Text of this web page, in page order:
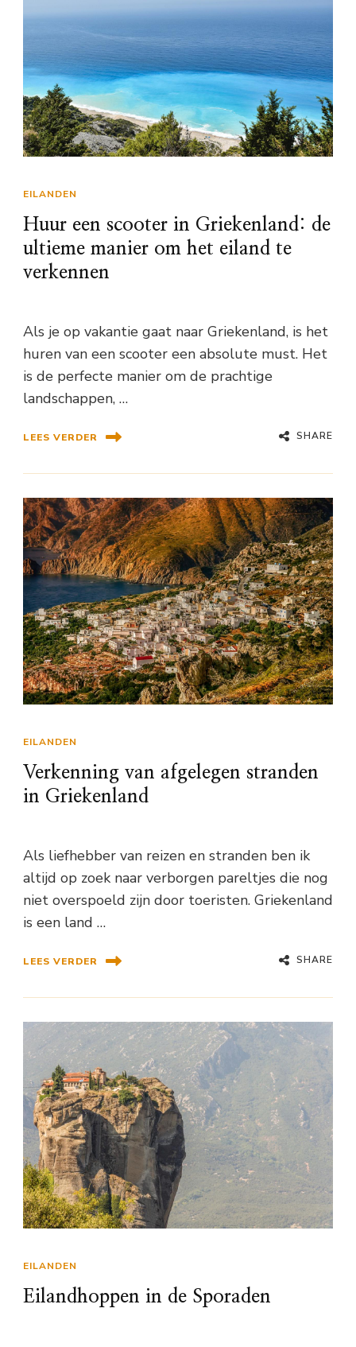
EILANDEN
Huur een scooter in Griekenland: de
ultieme manier om het eiland te
verkennen
Als je op vakantie gaat naar Griekenland, is het
huren van een scooter een absolute must. Het
is de perfecte manier om de prachtige
landschappen, …
LEES VERDER SHARE
EILANDEN
Verkenning van afgelegen stranden
in Griekenland
Als liefhebber van reizen en stranden ben ik
altijd op zoek naar verborgen pareltjes die nog
niet overspoeld zijn door toeristen. Griekenland
is een land …
LEES VERDER SHARE
EILANDEN
Eilandhoppen in de Sporaden